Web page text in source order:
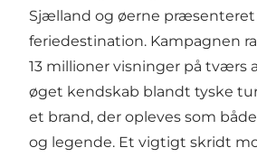
Sjælland og øerne præsenteret
feriedestination. Kampagnen
13 millioner visninger på tværs
øget kendskab blandt tyske
et brand, der opleves som
og legende. Et vigtigt skridt